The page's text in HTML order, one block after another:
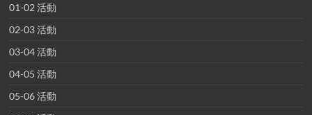
01-02 活動
02-03 活動
03-04 活動
04-05 活動
05-06 活動